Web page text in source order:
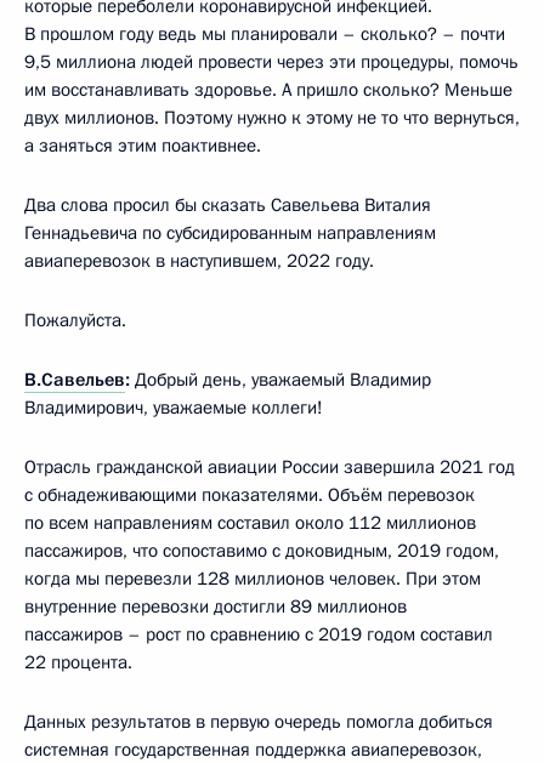
которые переболели коронавирусной инфекцией.
В прошлом году ведь мы планировали – сколько? – почти
9,5 миллиона людей провести через эти процедуры, помочь
им восстанавливать здоровье. А пришло сколько? Меньше
двух миллионов. Поэтому нужно к этому не то что вернуться,
а заняться этим поактивнее.
Два слова просил бы сказать Савельева Виталия
Геннадьевича по субсидированным направлениям
авиаперевозок в наступившем, 2022 году.
Пожалуйста.
В.Савельев: Добрый день, уважаемый Владимир
Владимирович, уважаемые коллеги!
Отрасль гражданской авиации России завершила 2021 год
с обнадеживающими показателями. Объём перевозок
по всем направлениям составил около 112 миллионов
пассажиров, что сопоставимо с доковидным, 2019 годом,
когда мы перевезли 128 миллионов человек. При этом
внутренние перевозки достигли 89 миллионов
пассажиров – рост по сравнению с 2019 годом составил
22 процента.
Данных результатов в первую очередь помогла добиться
системная государственная поддержка авиаперевозок,